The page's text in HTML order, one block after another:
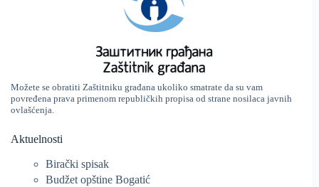
Možete se obratiti Zaštitniku građana ukoliko smatrate da su vam
povređena prava primenom republičkih propisa od strane nosilaca javnih
ovlašćenja.
Aktuelnosti
Birački spisak
Budžet opštine Bogatić